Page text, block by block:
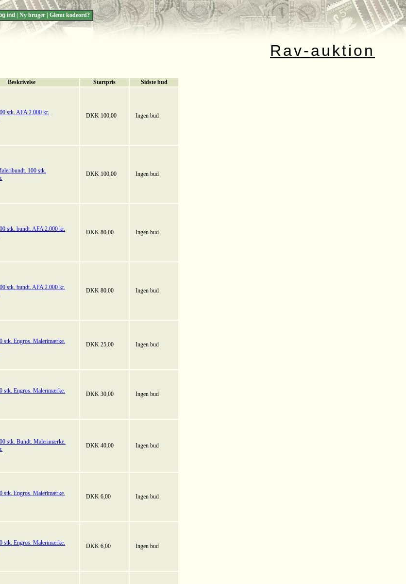
Ny bruger Glemt kodeord?
Rav-auktion
Beskrivelse Startpris Sidste bud
stk. AFA 2.000 kr.
DKK 100,00 Ingen bud
100 stk.
DKK 100,00 Ingen bud
stk. bundt. AFA 2.000 kr.
DKK 80,00 Ingen bud
stk. bundt. AFA 2.000 kr.
DKK 80,00 Ingen bud
stk. Engros. Malerimærke.
DKK 25,00 Ingen bud
stk. Engros. Malerimærke.
DKK 30,00 Ingen bud
stk. Bundt. Malerimærke.
DKK 40,00 Ingen bud
stk. Engros. Malerimærke.
DKK 6,00 Ingen bud
stk. Engros. Malerimærke.
DKK 6,00 Ingen bud